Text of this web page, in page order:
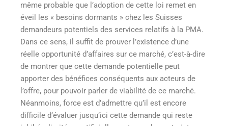
même probable que l’adoption de cette loi remet en
éveil les « besoins dormants » chez les Suisses
demandeurs potentiels des services relatifs à la PMA.
Dans ce sens, il suffit de prouver l’existence d’une
réelle opportunité d’affaires sur ce marché, c’est-à-dire
de montrer que cette demande potentielle peut
apporter des bénéfices conséquents aux acteurs de
l’offre, pour pouvoir parler de viabilité de ce marché.
Néanmoins, force est d’admettre qu’il est encore
difficile d’évaluer jusqu’ici cette demande qui reste